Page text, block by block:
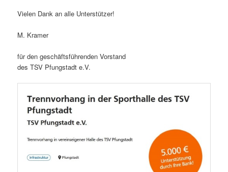
Vielen Dank an alle Unterstützer!
M. Kramer
für den geschäftsführenden Vorstand
des TSV Pfungstadt e.V.